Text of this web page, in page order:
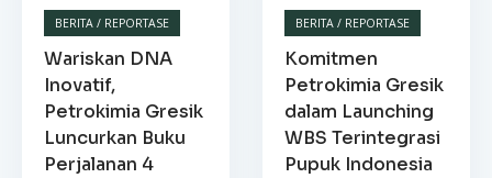
BERITA / REPORTASE
Wariskan DNA
Inovatif,
Petrokimia Gresik
Luncurkan Buku
Perjalanan 4
BERITA / REPORTASE
Komitmen
Petrokimia Gresik
dalam Launching
WBS Terintegrasi
Pupuk Indonesia